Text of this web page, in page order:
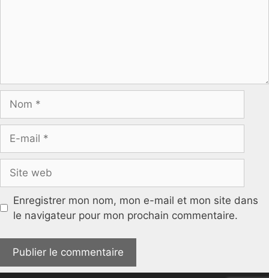
mail
web
Enregistrer mon nom, mon e-mail et mon site dans
le navigateur pour mon prochain commentaire.